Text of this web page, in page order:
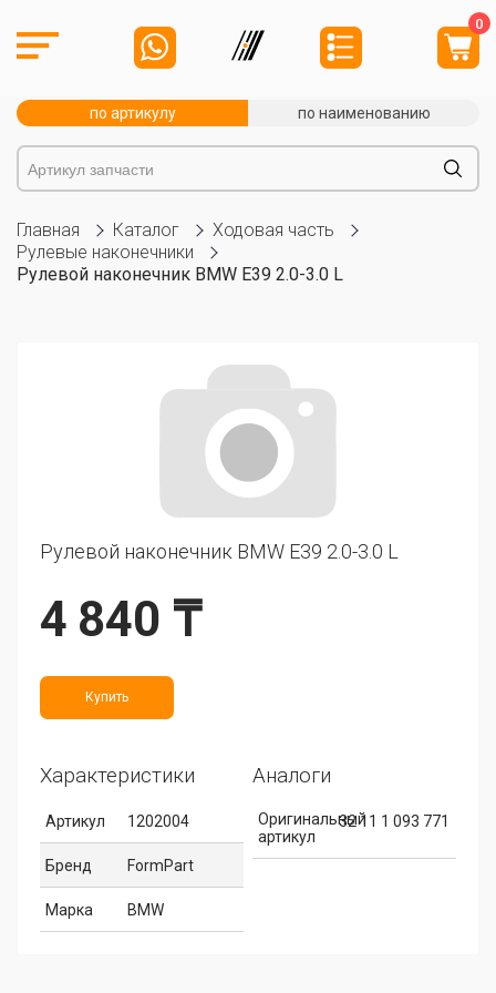
0
по артикулу по наименованию
Главная Каталог
Ходовая часть
Рулевые наконечники
Рулевой наконечник BMW E39 2.0-3.0 L
Рулевой наконечник BMW E39 2.0-3.0 L
4 840 ₸
Купить
Характеристики
Артикул 1202004
Бренд FormPart
Марка BMW
Аналоги
Оригинальный
артикул
32 11 1 093 771